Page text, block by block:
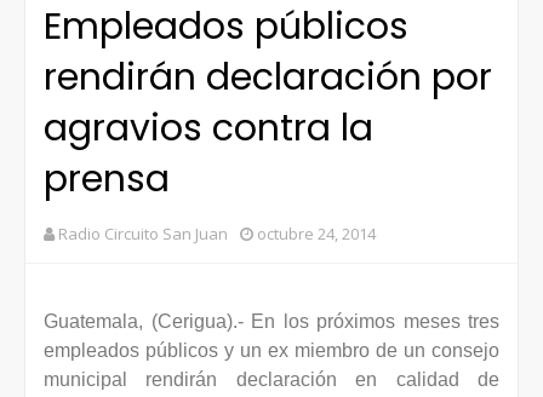
Empleados públicos
rendirán declaración por
agravios contra la
prensa
Radio Circuito San Juan octubre 24, 2014
Guatemala, (Cerigua).- En los próximos meses tres
empleados públicos y un ex miembro de un consejo
municipal rendirán declaración en calidad de